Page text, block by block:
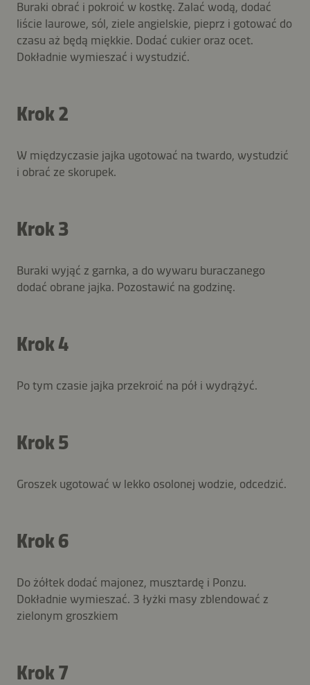
Buraki obrać i pokroić w kostkę. Zalać wodą, dodać
liście laurowe, sól, ziele angielskie, pieprz i gotować do
czasu aż będą miękkie. Dodać cukier oraz ocet.
Dokładnie wymieszać i wystudzić.
Krok 2
W międzyczasie jajka ugotować na twardo, wystudzić
i obrać ze skorupek.
Krok 3
Buraki wyjąć z garnka, a do wywaru buraczanego
dodać obrane jajka. Pozostawić na godzinę.
Krok 4
Po tym czasie jajka przekroić na pół i wydrążyć.
Krok 5
Groszek ugotować w lekko osolonej wodzie, odcedzić.
Krok 6
Do żółtek dodać majonez, musztardę i Ponzu.
Dokładnie wymieszać. 3 łyżki masy zblendować z
zielonym groszkiem
Krok 7